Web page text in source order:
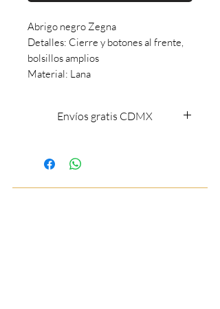
Abrigo negro Zegna
Detalles: Cierre y botones al frente,
bolsillos amplios
Material: Lana
Envíos gratis CDMX